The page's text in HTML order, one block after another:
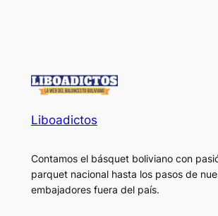
Liboadictos
Contamos el básquet boliviano con
parquet nacional hasta los pasos de
embajadores fuera del país.